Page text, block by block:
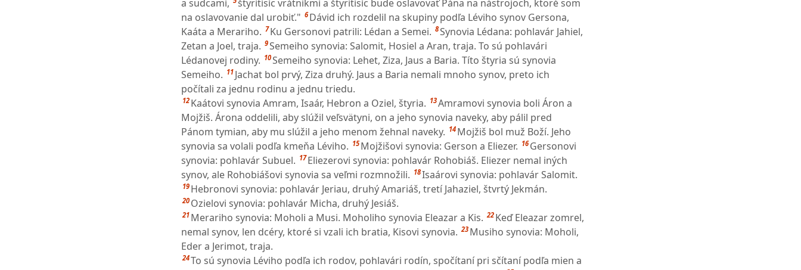
a sudcami,
štyritisíc vrátnikmi a štyritisíc bude oslavovať Pána na nástrojoch, ktoré som
na oslavovanie dal urobiť." 6 Dávid ich rozdelil na skupiny podľa Léviho synov Gersona,
Kaáta a Merariho. 7 Ku Gersonovi patrili: Lédan a Semei. 8Synovia Lédana: pohlavár Jahiel,
Zetan a Joel, traja. 9Semeiho synovia: Salomit, Hosiel a Aran, traja. To sú pohlavári
Lédanovej rodiny. 10Semeiho synovia: Lehet, Ziza, Jaus a Baria. Títo štyria sú synovia
Semeiho. 11 Jachat bol prvý, Ziza druhý. Jaus a Baria nemali mnoho synov, preto ich
počítali za jednu rodinu a jednu triedu.
12 Kaátovi synovia Amram, Isaár, Hebron a Oziel, štyria. 13Amramovi synovia boli Áron a
Mojžiš. Árona oddelili, aby slúžil veľsvätyni, on a jeho synovia naveky, aby pálil pred
Pánom tymian, aby mu slúžil a jeho menom žehnal naveky. 14 Mojžiš bol muž Boží. Jeho
synovia sa volali podľa kmeňa Léviho. 15 Mojžišovi synovia: Gerson a Eliezer. 16 Gersonovi
synovia: pohlavár Subuel. 17 Eliezerovi synovia: pohlavár Rohobiáš. Eliezer nemal iných
synov, ale Rohobiášovi synovia sa veľmi rozmnožili. 18Isaárovi synovia: pohlavár Salomit.
19 Hebronovi synovia: pohlavár Jeriau, druhý Amariáš, tretí Jahaziel, štvrtý Jekmán.
20 Ozielovi synovia: pohlavár Micha, druhý Jesiáš.
21 Merariho synovia: Moholi a Musi. Moholiho synovia Eleazar a Kis. 22 Keď Eleazar zomrel,
nemal synov, len dcéry, ktoré si vzali ich bratia, Kisovi synovia. 23 Musiho synovia: Moholi,
Eder a Jerimot, traja.
24To sú synovia Léviho podľa ich rodov, pohlavári rodín, spočítaní pri sčítaní podľa mien a